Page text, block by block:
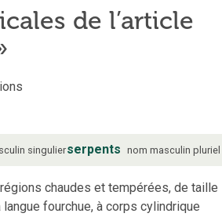
de l’article
singulierserpents nom masculin pluriel
chaudes et tempérées, de taille
fourchue, à corps cylindrique